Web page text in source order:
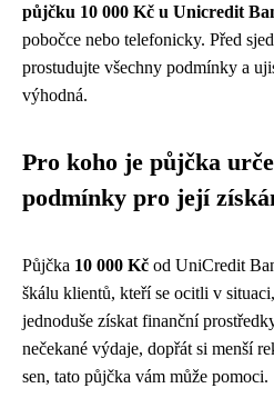
půjčku 10 000 Kč u Unicredit
pobočce nebo telefonicky. Před
prostudujte všechny podmínky a
výhodná.
Pro koho je půjčka
podmínky pro její
Půjčka 10 000 Kč od UniCredit
škálu klientů, kteří se ocitli v
jednoduše získat finanční
nečekané výdaje, dopřát si menší
sen, tato půjčka vám může pomoci.